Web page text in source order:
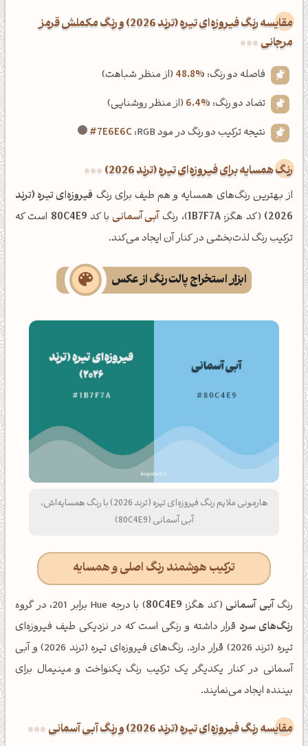
‌مقایسه رنگ فیروزه‌ای تیره (ترند 2026) و رنگ مکملش قرمز
مرجانی
فاصله دو رنگ: 48.8% (از منظر شباهت)
تضاد دو رنگ: 6.4% (از منظر روشنایی)
نتیجه ترکیب دو رنگ در مود RGB:
#7E6E6C
رنگ همسایه برای فیروزه‌ای تیره (ترند 2026)
از بهترین رنگ‌های همسایه و هم طیف برای رنگ فیروزه‌ای تیره (ترند
2026) (کد هگز:1B7F7A)، رنگآبی آسمانیبا کد 80C4E9 است که
ترکیب رنگ لذت‌بخشی در کنار آن ایجاد می‌کند.
ابزار استخراج پالت رنگ از عکس
هارمونی ملایم رنگ فیروزه‌ای تیره (ترند 2026) با رنگ همسایه‌اش،
آبی آسمانی (80C4E9)
ترکیب هوشمند رنگ اصلی و همسایه
رنگآبی آسمانی (کد هگز: 80C4E9) با درجه Hue برابر 201، در گروه
رنگ‌های سرد قرار داشته و رنگی است که در نزدیکی طیف فیروزه‌ای
تیره (ترند 2026) قرار دارد. رنگ‌های فیروزه‌ای تیره (ترند 2026) و آبی
آسمانی در کنار یکدیگر یک ترکیب رنگ یکنواخت و مینیمال برای
بیننده ایجاد می‌نمایند.
‌مقایسه رنگ فیروزه‌ای تیره (ترند 2026) و رنگ آبی آسمانی